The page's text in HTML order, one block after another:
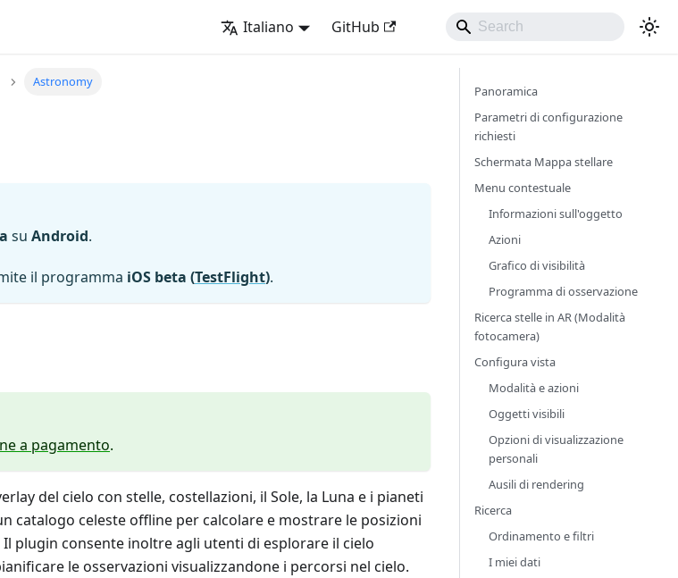
Italiano GitHub
Astronomy
su Android.
il programma iOS beta (TestFlight).
a pagamento.
del cielo con stelle, costellazioni, il Sole, la Luna e i pianeti
catalogo celeste offline per calcolare e mostrare le posizioni
plugin consente inoltre agli utenti di esplorare il cielo
le osservazioni visualizzandone i percorsi nel cielo.
Panoramica
Parametri di configurazione
richiesti
Schermata Mappa stellare
Menu contestuale
Informazioni sull'oggetto
Azioni
Grafico di visibilità
Programma di osservazione
Ricerca stelle in AR (Modalità
fotocamera)
Configura vista
Modalità e azioni
Oggetti visibili
Opzioni di visualizzazione
personali
Ausili di rendering
Ricerca
Ordinamento e filtri
I miei dati